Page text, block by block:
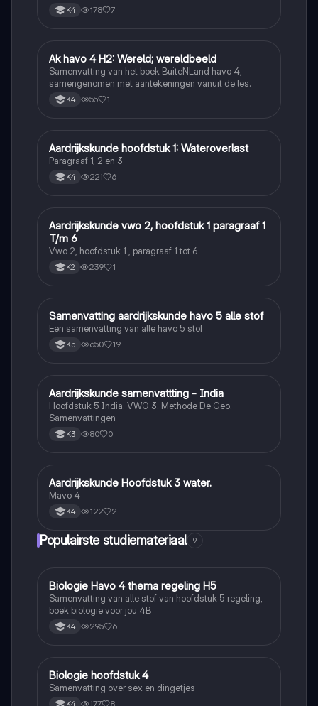
K4 178 7
Aardrijkskunde
Ak havo 4 H2: Wereld; wereldbeeld
Samenvatting van het boek BuiteNLand havo 4,
samengenomen met aantekeningen vanuit de les.
K4 55 1
Aardrijkskunde
Aardrijkskunde hoofdstuk 1: Wateroverlast
Paragraaf 1, 2 en 3
K4 221 6
Aardrijkskunde
Aardrijkskunde vwo 2, hoofdstuk 1 paragraaf 1
T/m 6
Vwo 2, hoofdstuk 1 , paragraaf 1 tot 6
K2 239 1
Aardrijkskunde
Samenvatting aardrijkskunde havo 5 alle stof
Een samenvatting van alle havo 5 stof
K5 650 19
Aardrijkskunde
Aardrijkskunde samenvattting - India
Hoofdstuk 5 India. VWO 3. Methode De Geo.
Samenvattingen
K3 80 0
Aardrijkskunde
Aardrijkskunde Hoofdstuk 3 water.
Mavo 4
K4 122 2
Populairste studiemateriaal 9
Biologie
Biologie Havo 4 thema regeling H5
Samenvatting van alle stof van hoofdstuk 5 regeling,
boek biologie voor jou 4B
K4 295 6
Biologie
Biologie hoofdstuk 4
Samenvatting over sex en dingetjes
K4 177 8